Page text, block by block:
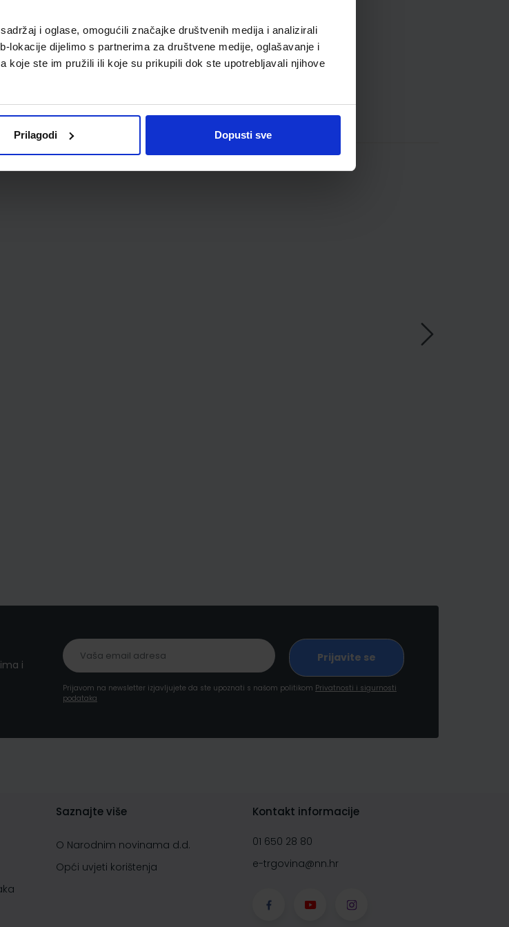
i oglase, omogućili značajke društvenih medija i analizirali
lokacije dijelimo s partnerima za društvene medije, oglašavanje i
koje ste im pružili ili koje su prikupili dok ste upotrebljavali njihove
Prilagodi Dopusti sve
i
Prijavom na newsletter izjavljujete da ste upoznati s našom politikom Privatnosti i sigurnosti
podataka
Saznajte više
O Narodnim novinama d.d.
Opći uvjeti korištenja
Kontakt informacije
01 650 28 80
e-trgovina@nn.hr